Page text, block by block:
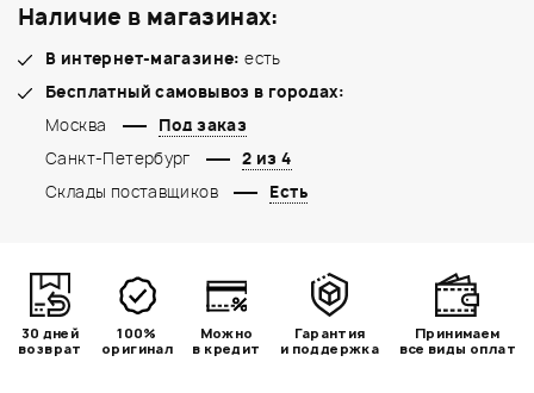
Наличие в магазинах:
В интернет-магазине: есть
Бесплатный самовывоз в городах:
Москва
Под заказ
Санкт-Петербург
2 из 4
Склады поставщиков
Есть
30 дней
возврат
100%
оригинал
Можно
в кредит
Гарантия
и поддержка
Принимаем
все виды оплат